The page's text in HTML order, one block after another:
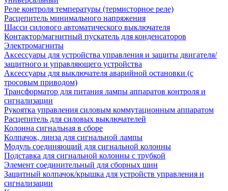
Реле контроля температуры (термисторное реле)
Расцепитель минимального напряжения
Шасси силового автоматического выключателя
Контактор/магнитный пускатель для конденсаторов
Электромагниты
Аксессуары для устройства управления и защиты двигателя/
защитного и управляющего устройства
Аксессуары для выключателя аварийной остановки (с
тросовым приводом)
Трансформатор для питания лампы аппаратов контроля и
сигнализации
Рукоятка управления силовым коммутационным аппаратом
Расцепитель для силовых выключателей
Колонна сигнальная в сборе
Колпачок, линза для сигнальной лампы
Модуль соединяющий для сигнальной колонны
Подставка для сигнальной колонны с трубкой
Элемент соединительный для сборных шин
Защитный колпачок/крышка для устройств управления и
сигнализации